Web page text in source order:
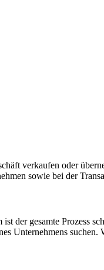
verkaufen oder
sowie bei der
der gesamte Prozess
Unternehmens suchen.